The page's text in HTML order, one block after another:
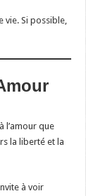
Si possible,
l’amour que
la liberté et la
à voir